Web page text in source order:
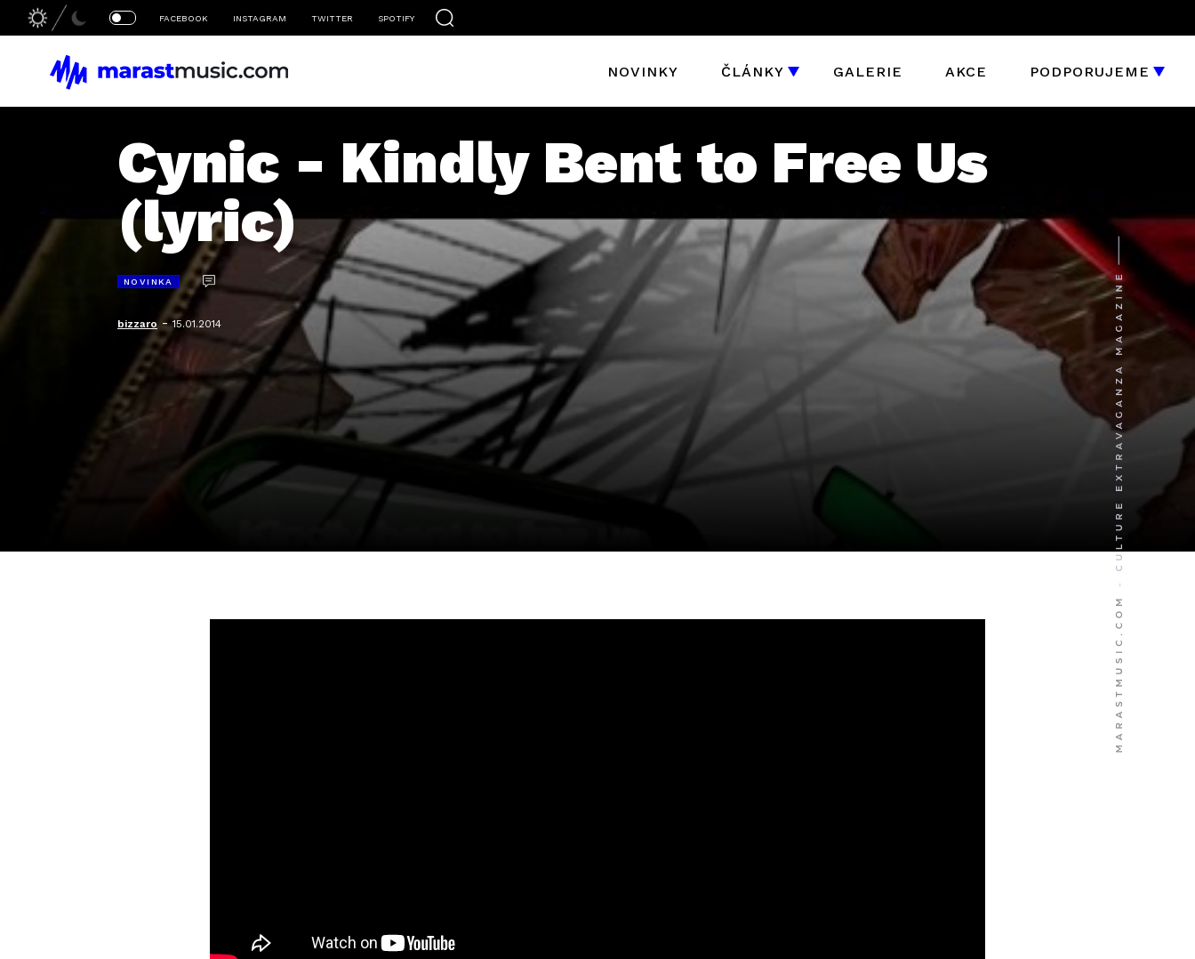
FACEBOOK INSTAGRAM TWITTER SPOTIFY
NOVINKY ČLÁNKY GALERIE AKCE PODPORUJEME
Cynic - Kindly Bent to Free Us
(lyric)
NOVINKA
bizzaro-15.01.2014